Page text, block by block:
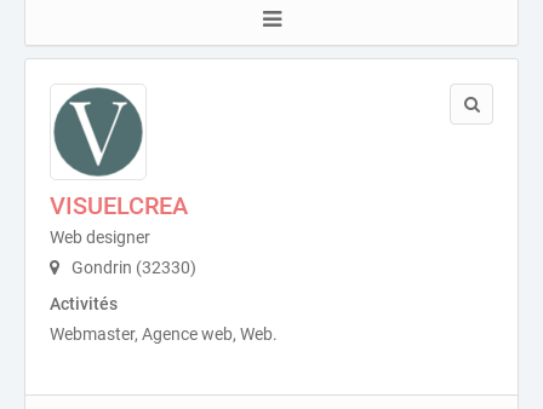
VISUELCREA
Web designer
Gondrin (32330)
Activités
Webmaster, Agence web, Web.